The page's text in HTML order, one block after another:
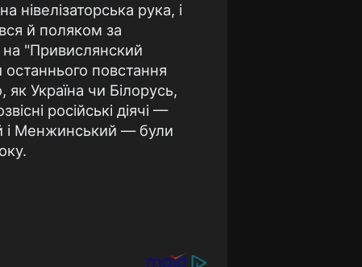
нівелізаторська рука, і
й поляком за
"Привислянский
повстання
Україна чи Білорусь,
російські діячі —
і Менжинський — були